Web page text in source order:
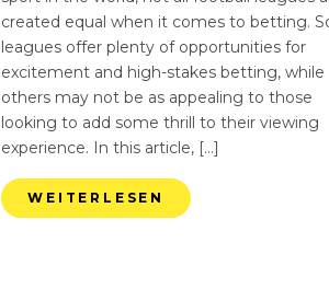
created equal when it comes to betting.
leagues offer plenty of opportunities for
excitement and high-stakes betting, while
others may not be as appealing to those
looking to add some thrill to their viewing
experience. In this article, […]
WEITERLESEN